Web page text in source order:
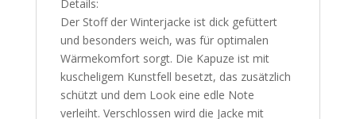
Details:
Der Stoff der Winterjacke ist dick gefüttert
und besonders weich, was für optimalen
Wärmekomfort sorgt. Die Kapuze ist mit
kuscheligem Kunstfell besetzt, das zusätzlich
schützt und dem Look eine edle Note
verleiht. Verschlossen wird die Jacke mit